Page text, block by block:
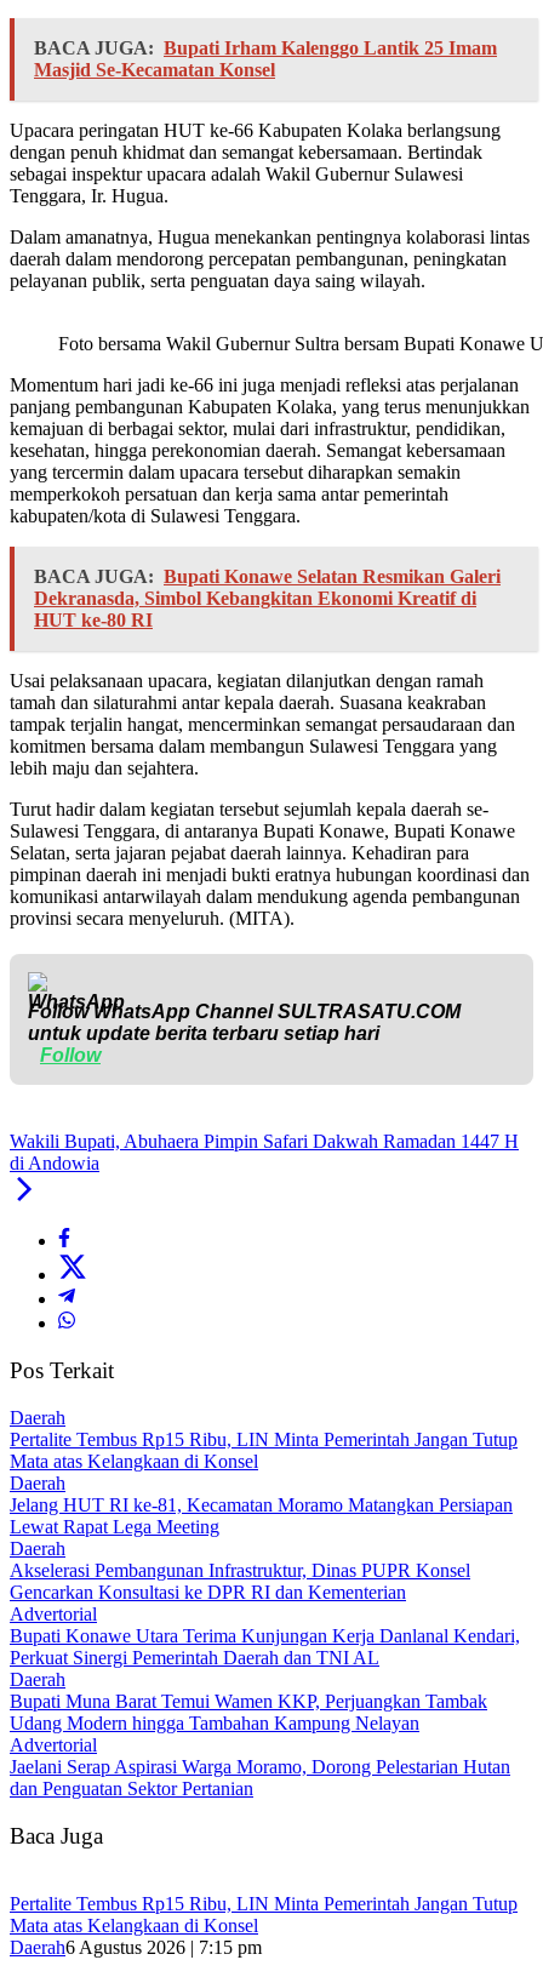
BACA JUGA: Bupati Irham Kalenggo Lantik 25 Imam
Masjid Se-Kecamatan Konsel
Upacara peringatan HUT ke-66 Kabupaten Kolaka berlangsung
dengan penuh khidmat dan semangat kebersamaan. Bertindak
sebagai inspektur upacara adalah Wakil Gubernur Sulawesi
Tenggara, Ir. Hugua.
Dalam amanatnya, Hugua menekankan pentingnya kolaborasi lintas
daerah dalam mendorong percepatan pembangunan, peningkatan
pelayanan publik, serta penguatan daya saing wilayah.
Foto bersama Wakil Gubernur Sultra bersam Bupati
Momentum hari jadi ke-66 ini juga menjadi refleksi atas perjalanan
panjang pembangunan Kabupaten Kolaka, yang terus menunjukkan
kemajuan di berbagai sektor, mulai dari infrastruktur, pendidikan,
kesehatan, hingga perekonomian daerah. Semangat kebersamaan
yang tercermin dalam upacara tersebut diharapkan semakin
memperkokoh persatuan dan kerja sama antar pemerintah
kabupaten/kota di Sulawesi Tenggara.
BACA JUGA: Bupati Konawe Selatan Resmikan Galeri
Dekranasda, Simbol Kebangkitan Ekonomi Kreatif di
HUT ke-80 RI
Usai pelaksanaan upacara, kegiatan dilanjutkan dengan ramah
tamah dan silaturahmi antar kepala daerah. Suasana keakraban
tampak terjalin hangat, mencerminkan semangat persaudaraan dan
komitmen bersama dalam membangun Sulawesi Tenggara yang
lebih maju dan sejahtera.
Turut hadir dalam kegiatan tersebut sejumlah kepala daerah se-
Sulawesi Tenggara, di antaranya Bupati Konawe, Bupati Konawe
Selatan, serta jajaran pejabat daerah lainnya. Kehadiran para
pimpinan daerah ini menjadi bukti eratnya hubungan koordinasi dan
komunikasi antarwilayah dalam mendukung agenda pembangunan
provinsi secara menyeluruh. (MITA).
Follow WhatsApp ChannelSULTRASATU.COM
untuk update berita terbaru setiap hari
Follow
Wakili Bupati, Abuhaera Pimpin Safari Dakwah Ramadan 1447 H
di Andowia
Pos Terkait
Daerah
‎Pertalite Tembus Rp15 Ribu, LIN Minta Pemerintah Jangan Tutup
Mata atas Kelangkaan di Konsel
Daerah
‎Jelang HUT RI ke-81, Kecamatan Moramo Matangkan Persiapan
Lewat Rapat Lega Meeting
Daerah
Akselerasi Pembangunan Infrastruktur, Dinas PUPR Konsel
Gencarkan Konsultasi ke DPR RI dan Kementerian
Advertorial
Bupati Konawe Utara Terima Kunjungan Kerja Danlanal Kendari,
Perkuat Sinergi Pemerintah Daerah dan TNI AL
Daerah
‎Bupati Muna Barat Temui Wamen KKP, Perjuangkan Tambak
Udang Modern hingga Tambahan Kampung Nelayan
Advertorial
Jaelani Serap Aspirasi Warga Moramo, Dorong Pelestarian Hutan
dan Penguatan Sektor Pertanian
Baca Juga
‎Pertalite Tembus Rp15 Ribu, LIN Minta Pemerintah Jangan Tutup
Mata atas Kelangkaan di Konsel
Daerah6 Agustus 2026 | 7:15 pm